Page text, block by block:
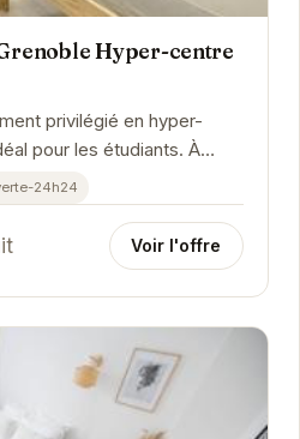
Hyper-centre
privilégié en hyper-
pour les étudiants. À
des commerces et des...
24h24
Voir l'offre